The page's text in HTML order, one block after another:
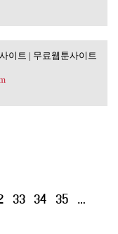
| 웹툰사이트 |
이트 | 무료웹툰사이트
33 34 35 …